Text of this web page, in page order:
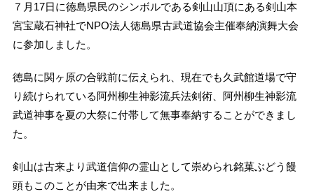
７月17日に徳島県民のシンボルである剣山山頂にある剣山本
宮宝蔵石神社でNPO法人徳島県古武道協会主催奉納演舞大会
に参加しました。
徳島に関ヶ原の合戦前に伝えられ、現在でも久武館道場で守
り続けられている阿州柳生神影流兵法剣術、阿州柳生神影流
武道神事を夏の大祭に付帯して無事奉納することができまし
た。
剣山は古来より武道信仰の霊山として崇められ銘菓ぶどう饅
頭もこのことが由来で出来ました。